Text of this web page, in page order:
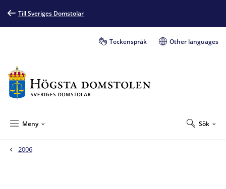
Till Sveriges Domstolar
Teckenspråk Other languages
Sök
Meny
2006